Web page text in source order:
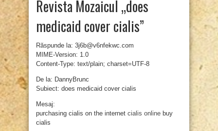
Revista Mozaicul „does
medicaid cover cialis”
Răspunde la: 3j6b@v6nfekwc.com
MIME-Version: 1.0
Content-Type: text/plain; charset=UTF-8
De la: DannyBrunc
Subiect: does medicaid cover cialis
Mesaj:
purchasing cialis on the internet cialis online buy
cialis